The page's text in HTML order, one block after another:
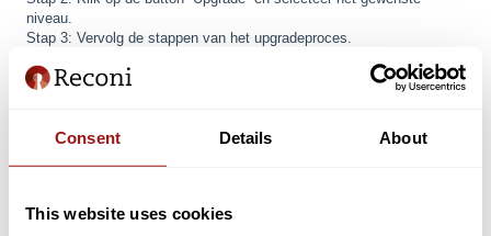
Consent Details About
This website uses cookies
niveau.
Stap 3: Vervolg de stappen van het upgradeproces.
controleren in het
Momenteel kunt u bij een upgrade gebruik maken van de